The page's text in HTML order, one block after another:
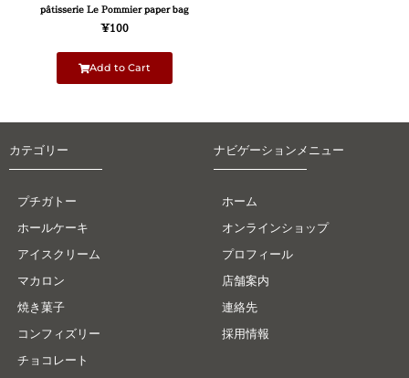
pâtisserie Le Pommier paper bag
¥100
Add to Cart
カテゴリー
プチガトー
ホールケーキ
アイスクリーム
マカロン
焼き菓子
コンフィズリー
チョコレート
ナビゲーションメニュー
ホーム
オンラインショップ
プロフィール
店舗案内
連絡先
採用情報